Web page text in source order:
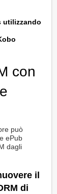
utilizzando
con
può
ePub
dagli
il
di